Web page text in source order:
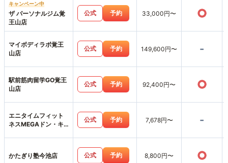
キャンペーン中
ザ パーソナルジム覚
王山店
公式 予約 33,000円〜 ○
マイボディラボ覚王
山店
公式 予約 149,600円〜 -
駅前筋肉留学GO覚王
山店
公式 予約 92,400円〜 ○
エニタイムフィット
ネスMEGAドン・キ
公式 予約 7,678円〜 -
かたぎり塾今池店 公式 予約 8,800円〜 ○